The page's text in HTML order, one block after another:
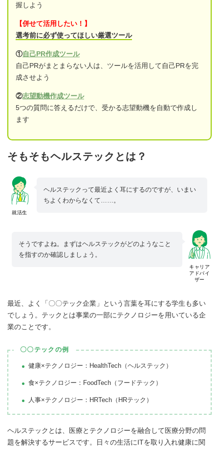
握しよう
【併せて活用したい！】
選考前に必ず使ってほしい厳選ツール
①自己PR作成ツール
自己PRがまとまらない人は、ツールを活用して自己PRを完
成させよう
②志望動機作成ツール
5つの質問に答えるだけで、受かる志望動機を自動で作成し
ます
そもそもヘルステックとは？
就活生
ヘルステックって最近よく耳にするのですが、いまい
ちよくわからなくて……。
キャリア
アドバイ
ザー
そうですよね。まずはヘルステックがどのようなこと
を指すのか確認しましょう。
最近、よく「〇〇テック企業」という言葉を耳にする学生も多い
でしょう。テックとは事業の一部にテクノロジーを用いている企
業のことです。
〇〇テックの例
健康×テクノロジー：HealthTech（ヘルステック）
食×テクノロジー：FoodTech（フードテック）
人事×テクノロジー：HRTech（HRテック）
ヘルステックとは、医療とテクノロジーを融合して医療分野の問
題を解決するサービスです。日々の生活にITを取り入れ健康に関